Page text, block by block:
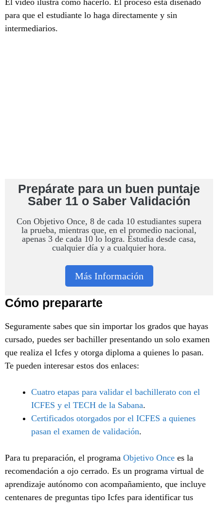
para que el estudiante lo haga directamente y sin
intermediarios.
Prepárate para un buen puntaje
Saber 11 o Saber Validación
Con Objetivo Once, 8 de cada 10 estudiantes supera
la prueba, mientras que, en el promedio nacional,
apenas 3 de cada 10 lo logra. Estudia desde casa,
cualquier día y a cualquier hora.
Más Información
Cómo prepararte
Seguramente sabes que sin importar los grados que hayas
cursado, puedes ser bachiller presentando un solo examen
que realiza el Icfes y otorga diploma a quienes lo pasan.
Te pueden interesar estos dos enlaces:
Cuatro etapas para validar el bachillerato con el
ICFES y el TECH de la Sabana.
Certificados otorgados por el ICFES a quienes
pasan el examen de validación.
Para tu preparación, el programa Objetivo Once es la
recomendación a ojo cerrado. Es un programa virtual de
aprendizaje autónomo con acompañamiento, que incluye
centenares de preguntas tipo Icfes para identificar tus